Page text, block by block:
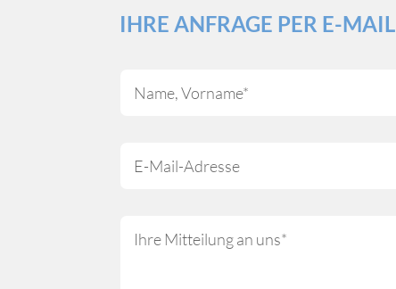
IHRE ANFRAGE PER E-MAIL